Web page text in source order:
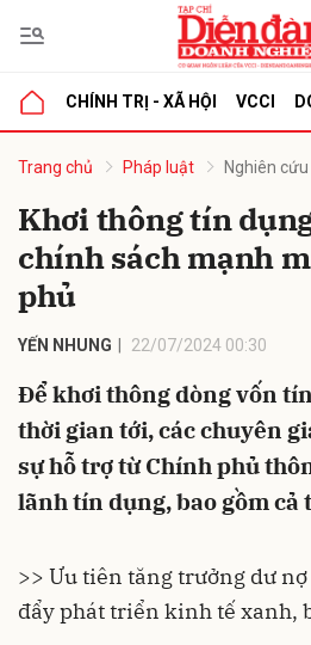
CHÍNH TRỊ - XÃ HỘI VCCI
Trang chủ Pháp luật Nghiên
Khơi thông tín
chính sách mạnh
phủ
YẾN NHUNG 22/07/2024 00:30
Để khơi thông dòng vốn
thời gian tới, các chuyên
sự hỗ trợ từ Chính phủ
lãnh tín dụng, bao gồm
>> Ưu tiên tăng trưởng dư
đẩy phát triển kinh tế xanh,
luận